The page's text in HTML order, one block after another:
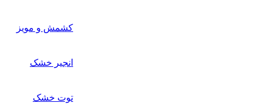
کشمش و مویز
انجیر خشک
توت خشک